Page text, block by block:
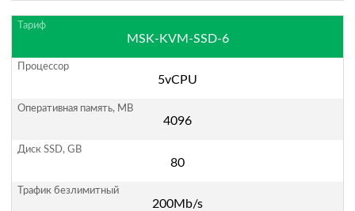
MSK-KVM-SSD-6
5vCPU
4096
80
200Mb/s